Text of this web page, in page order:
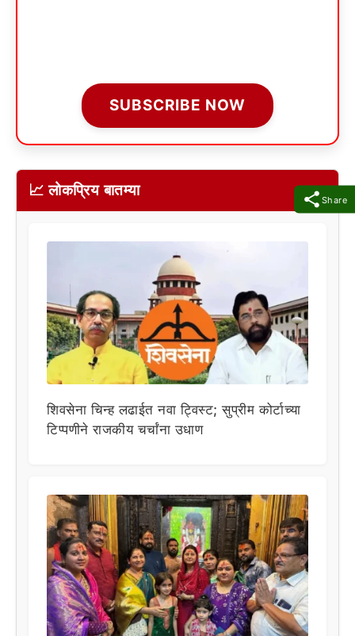
Share
SUBSCRIBE NOW
📈 लोकप्रिय बातम्या
शिवसेना चिन्ह लढाईत नवा ट्विस्ट; सुप्रीम कोर्टाच्या
टिप्पणीने राजकीय चर्चांना उधाण